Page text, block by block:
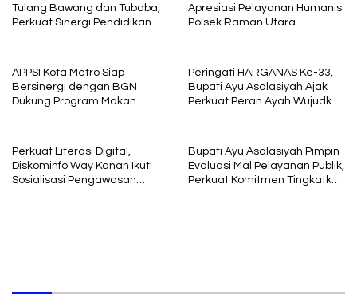
Tulang Bawang dan Tubaba,
Perkuat Sinergi Pendidikan
Apresiasi Pelayanan Humanis
Polsek Raman Utara
APPSI Kota Metro Siap
Bersinergi dengan BGN
Dukung Program Makan
Peringati HARGANAS Ke-33,
Bupati Ayu Asalasiyah Ajak
Perkuat Peran Ayah Wujudkan
Perkuat Literasi Digital,
Diskominfo Way Kanan Ikuti
Sosialisasi Pengawasan
Bupati Ayu Asalasiyah Pimpin
Evaluasi Mal Pelayanan Publik,
Perkuat Komitmen Tingkatkan